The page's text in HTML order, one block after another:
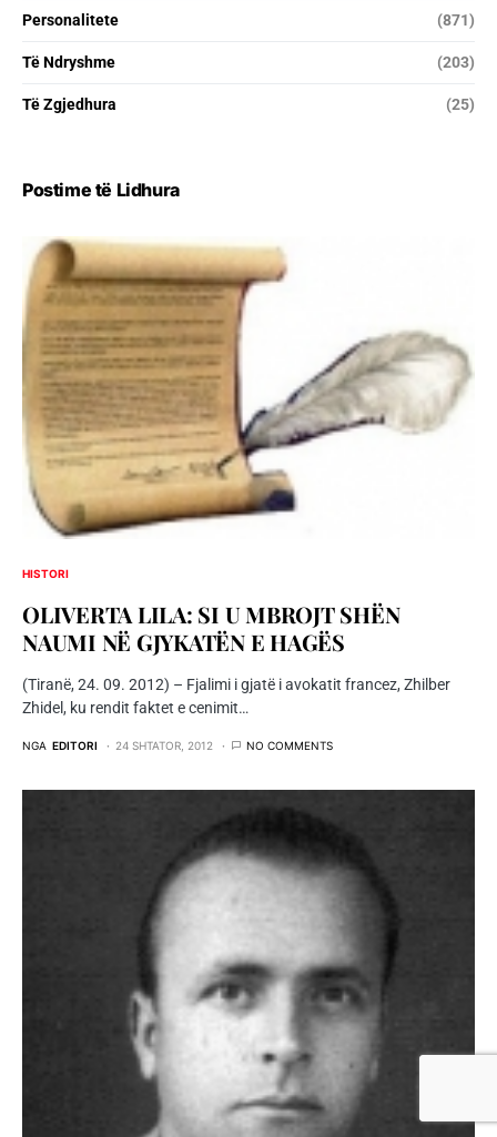
Personalitete (871)
Të Ndryshme (203)
Të Zgjedhura (25)
Postime të Lidhura
HISTORI
OLIVERTA LILA: SI U MBROJT SHËN
NAUMI NË GJYKATËN E HAGËS
(Tiranë, 24. 09. 2012) – Fjalimi i gjatë i avokatit francez, Zhilber
Zhidel, ku rendit faktet e cenimit…
NGA EDITORI 24 SHTATOR, 2012 NO COMMENTS